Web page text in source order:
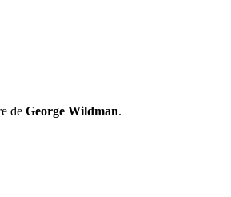
de George Wildman.